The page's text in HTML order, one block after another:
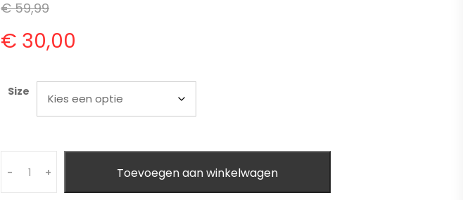
€59,99
€ 30,00
Size
-
+ Toevoegen aan winkelwagen